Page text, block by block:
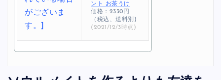
ント お茶うけ
価格：2330円
（税込、送料別)
(2021/12/3時点)